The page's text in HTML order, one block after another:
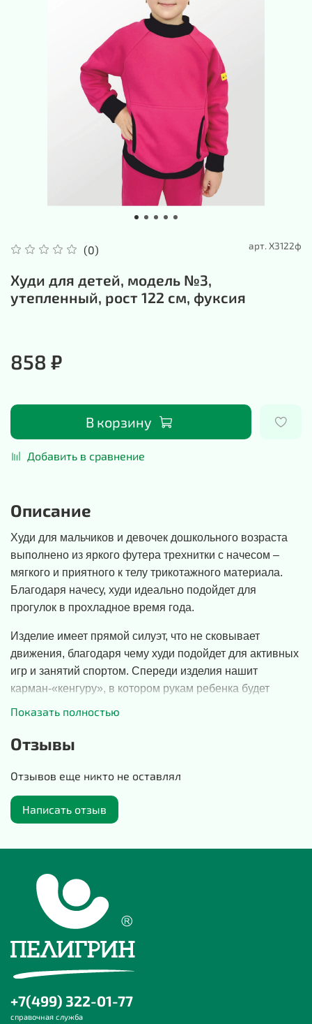
(0) арт. Х3122ф
Худи для детей, модель №3,
утепленный, рост 122 см, фуксия
858 ₽
В корзину
Добавить в сравнение
Описание
Худи для мальчиков и девочек дошкольного возраста
выполнено из яркого футера трехнитки с начесом –
мягкого и приятного к телу трикотажного материала.
Благодаря начесу, худи идеально подойдет для
прогулок в прохладное время года.
Изделие имеет прямой силуэт, что не сковывает
движения, благодаря чему худи подойдет для активных
игр и занятий спортом. Спереди изделия нашит
карман-«кенгуру», в котором рукам ребенка будет
тепло, комфортно и уютно. Благодаря удобной
выпадать содержимое.
Рукав-реглан не сковывает движения. Рукава снизу
кашкорсе, которая обеспечивает плотное прилегание к
телу, удерживая тепло и защищая от проникновения
надолго.
Наши изделия отшиваются в России, городе
Домодедово, на собственном производстве. Удобство,
для наших маленьких покупателей, поэтому худи от
«Пелигрин» станет отличным вариантом для прогулки,
сочетается с любыми брюками, джинсами и даже
Показать полностью
Отзывы
Отзывов еще никто не оставлял
Написать отзыв
+7(499) 322-01-77
справочная служба